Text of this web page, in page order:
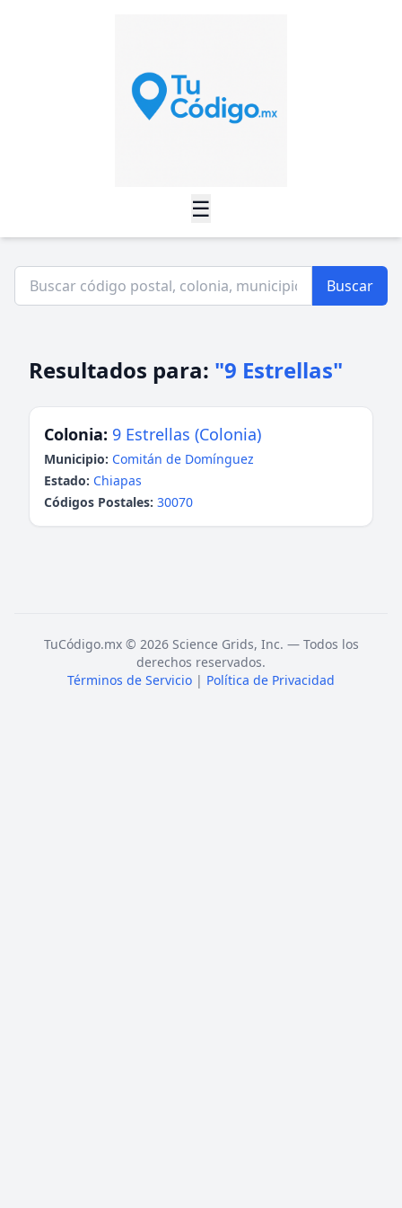
☰
Buscar
Resultados para: "9 Estrellas"
Colonia: 9 Estrellas (Colonia)
Municipio: Comitán de Domínguez
Estado: Chiapas
Códigos Postales: 30070
TuCódigo.mx © 2026 Science Grids, Inc. — Todos los
derechos reservados.
Términos de Servicio | Política de Privacidad